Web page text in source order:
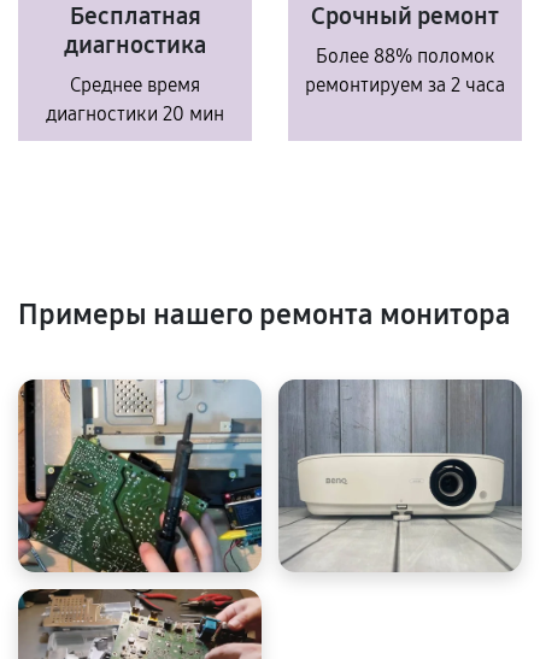
Бесплатная
диагностика
Среднее время
диагностики 20 мин
Срочный ремонт
Более 88% поломок
ремонтируем за 2 часа
Примеры нашего ремонта монитора